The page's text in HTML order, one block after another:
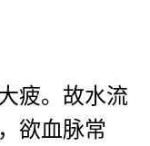
疲。故水流
欲血脉常